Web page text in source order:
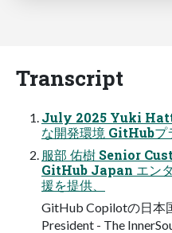
Transcript
July 2025 Yuki
な開発環境 GitHubプ
服部 佑樹 Senior
GitHub Japan エン
援を提供、
GitHub Copilotの日本
President - The